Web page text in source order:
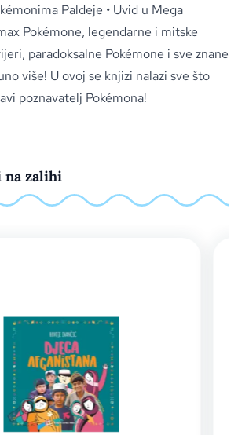
Paldeje • Uvid u Mega
Pokémone, legendarne i mitske
paradoksalne Pokémone i sve znane
više! U ovoj se knjizi nalazi sve što
poznavatelj Pokémona!
na zalihi